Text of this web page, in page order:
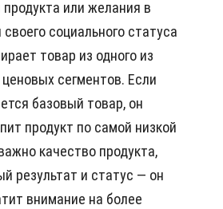
или желания в
социального статуса
товар из одного из
сегментов. Если
базовый товар, он
продукт по самой низкой
качество продукта,
результат и статус — он
внимание на более